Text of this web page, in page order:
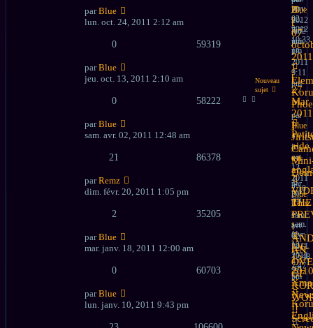
20,
2012
7:32
pm
janv.
02,
2012
10:33
pm
Blue
»
lun.
juin
13,
2011
9:11
pm
parBlue
lun. oct. 24, 2011 2:12 am
[
07
2011
]
par
Blue
»
jeu.
oct.
13,
2011
2:10
am
0 59319
parBlue
jeu. oct. 13, 2011 2:10 am
[
27
Mar
2011
]
par
Blue
»
sam.
avr.
02,
2011
12:48
am
0 58222
parBlue
sam. avr. 02, 2011 12:48 am
aide
en
par
Remz
»
sam.
févr.
12,
2011
7:47
pm
21 86378
parRemz
dim. févr. 20, 2011 1:05 pm
THE
!
AN
OF
!!
2 35205
parBlue
mar. janv. 18, 2011 12:00 am
[26-
12-
!!
0 60703
parBlue
lun. janv. 10, 2011 9:43 pm
Nouveau
sujet